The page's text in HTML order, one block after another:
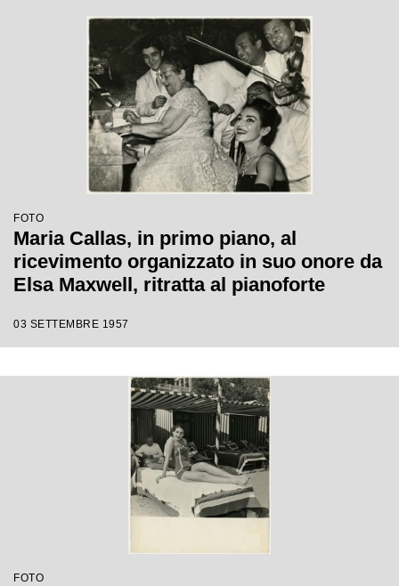
FOTO
Maria Callas, in primo piano, al
ricevimento organizzato in suo onore da
Elsa Maxwell, ritratta al pianoforte
03 SETTEMBRE 1957
FOTO